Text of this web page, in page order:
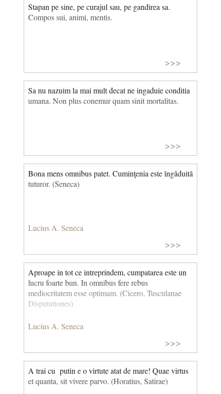
Stapan pe sine, pe curajul sau, pe gandirea sa.
Compos sui, animi, mentis.
>>>
Sa nu nazuim la mai mult decat ne ingaduie conditia
umana. Non plus conemur quam sinit mortalitas.
>>>
Bona mens omnibus patet. Cuminţenia este îngăduită
tuturor. (Seneca)
Lucius A. Seneca
>>>
Aproape in tot ce intreprindem, cumpatarea este un
lucru foarte bun. In omnibus fere rebus
mediocritatem esse optimam. (Cicero, Tusculanae
Disputationes)
Lucius A. Seneca
>>>
A trai cu putin e o virtute atat de mare! Quae virtus
et quanta, sit vivere parvo. (Horatius, Satirae)